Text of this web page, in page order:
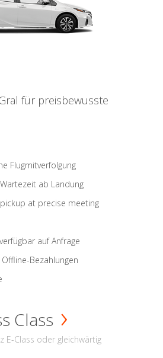
für preisbewusste
Flugmitverfolgung
ab Landung
at precise meeting
auf Anfrage
Bezahlungen
Class
E-Class oder gleichwärtig